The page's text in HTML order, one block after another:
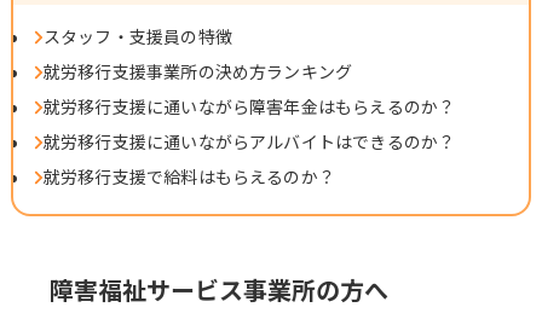
スタッフ・支援員の特徴
就労移行支援事業所の決め方ランキング
就労移行支援に通いながら障害年金はもらえるのか？
就労移行支援に通いながらアルバイトはできるのか？
就労移行支援で給料はもらえるのか？
障害福祉サービス事業所の方へ